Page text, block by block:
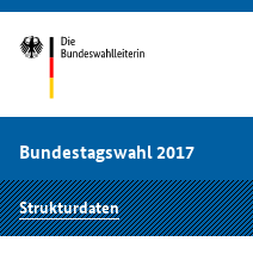
Bundestagswahl 2017
Strukturdaten